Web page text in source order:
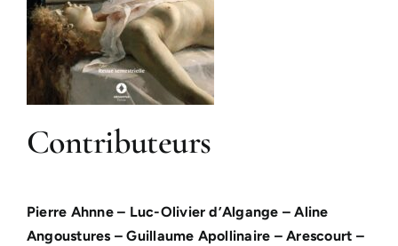
Contributeurs
Pierre Ahnne – Luc-Olivier d’Algange – Aline
Angoustures – Guillaume Apollinaire – Arescourt –